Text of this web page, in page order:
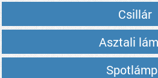
Csillár
Asztali